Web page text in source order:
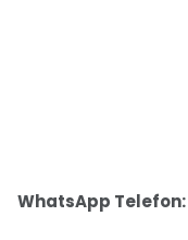
WhatsApp Telefon: